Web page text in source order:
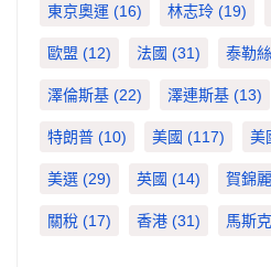
東京奧運 (16) 林志玲 (19)
歐盟 (12) 法國 (31) 泰勒絲
澤倫斯基 (22) 澤連斯基 (13)
特朗普 (10) 美國 (117) 美
美選 (29) 英國 (14) 賀錦麗
關稅 (17) 香港 (31) 馬斯克